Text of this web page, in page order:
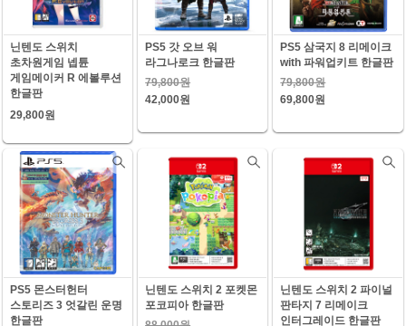
닌텐도 스위치
초차원게임 넵튠
게임메이커 R 에볼루션
한글판
29,800원
PS5 갓 오브 워
라그나로크 한글판
79,800원
42,000원
PS5 삼국지 8 리메이크
with 파워업키트 한글판
79,800원
69,800원
PS5 몬스터헌터
스토리즈 3 엇갈린 운명
한글판
닌텐도 스위치 2 포켓몬
포코피아 한글판
닌텐도 스위치 2 파이널
판타지 7 리메이크
인터그레이드 한글판